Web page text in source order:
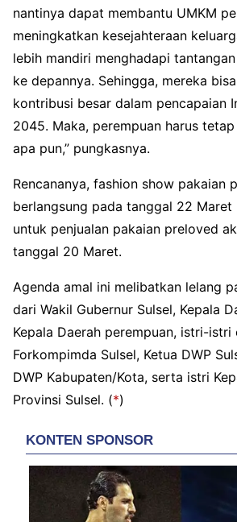
nantinya dapat membantu UMKM
meningkatkan kesejahteraan
lebih mandiri menghadapi
ke depannya. Sehingga, mereka
kontribusi besar dalam pencapaian
2045. Maka, perempuan harus
apa pun,” pungkasnya.
Rencananya, fashion show pakaian
berlangsung pada tanggal 22 Maret
untuk penjualan pakaian preloved
tanggal 20 Maret.
Agenda amal ini melibatkan lelang
dari Wakil Gubernur Sulsel, Kepala
Kepala Daerah perempuan, istri-istri
Forkompimda Sulsel, Ketua DWP
DWP Kabupaten/Kota, serta istri
Provinsi Sulsel. (*)